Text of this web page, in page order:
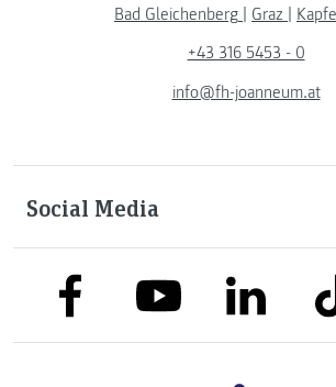
Bad Gleichenberg | Graz |
+43 316 5453 - 0
info@fh-joanneum.at
Social Media
link to facebooklink to youtubelink to